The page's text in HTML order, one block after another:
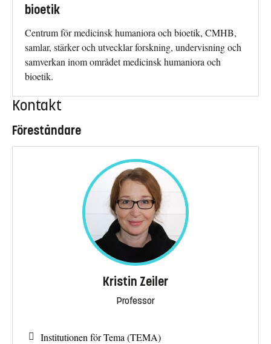
bioetik
Centrum för medicinsk humaniora och bioetik, CMHB,
samlar, stärker och utvecklar forskning, undervisning och
samverkan inom området medicinsk humaniora och
bioetik.
Kontakt
Föreståndare
Kristin Zeiler
Professor
Institutionen för Tema (TEMA)